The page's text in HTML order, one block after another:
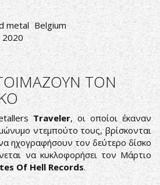
metal Belgium
2020
TON
Traveler, οι οποίοι έκαναν
ντεμπούτο τους, βρίσκονται
ηχογραφήσουν τον δεύτερο δίσκο
να κυκλοφορήσει τον Μάρτιο
Of Hell Records.